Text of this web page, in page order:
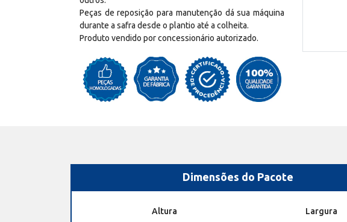
Peças de reposição para manutenção dá sua máquina
durante a safra desde o plantio até a colheita.
Produto vendido por concessionário autorizado.
Dimensões do Pacote
Altura Largura